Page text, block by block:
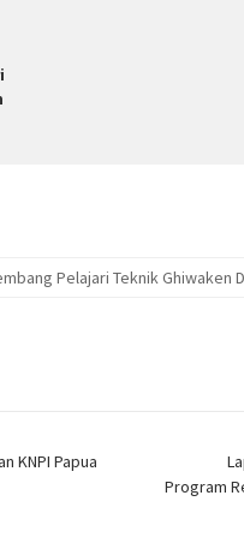
Pelajari Teknik Ghiwaken
KNPI Papua
Program